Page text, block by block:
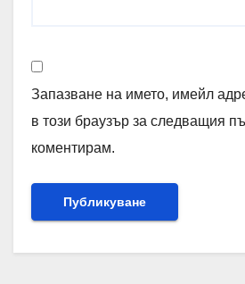
Запазване на името, имейл
в този браузър за следващия
коментирам.